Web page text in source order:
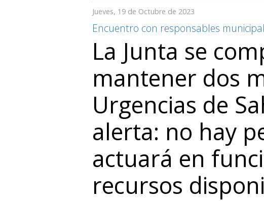
Jueves, 19 de Octubre de 2023
Encuentro con responsables
La Junta se
mantener dos
Urgencias de
alerta: no hay
actuará en
recursos